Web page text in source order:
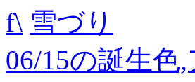
f\ 雪づり
06/15の誕生